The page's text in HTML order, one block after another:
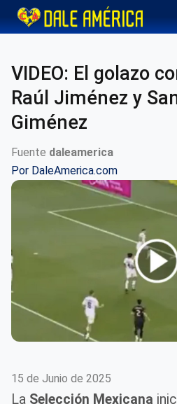
VIDEO: El golazo
Raúl Jiménez y
Giménez
Fuente daleamerica
Por DaleAmerica.com
15 de Junio de 2025
La Selección Mexicana